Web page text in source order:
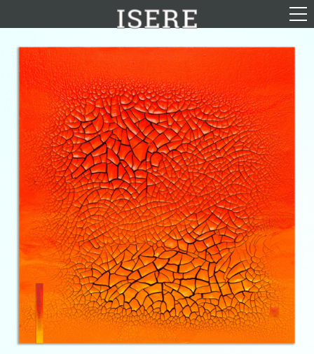
English (US)
Français
Parcours
Galerie
Photomontages
Contact
Téléchargements